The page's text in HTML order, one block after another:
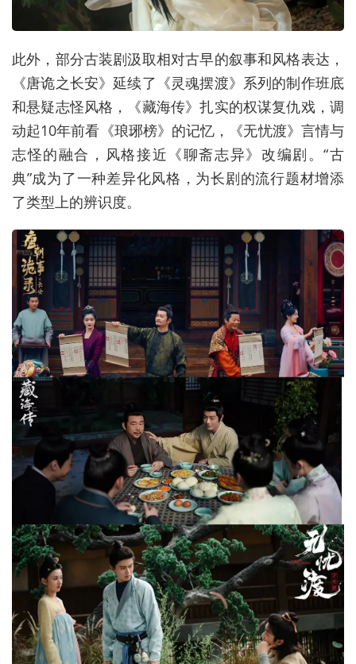
此外，部分古装剧汲取相对古早的叙事和风格表达，
《唐诡之长安》延续了《灵魂摆渡》系列的制作班底
和悬疑志怪风格，《藏海传》扎实的权谋复仇戏，调
动起10年前看《琅琊榜》的记忆，《无忧渡》言情与
志怪的融合，风格接近《聊斋志异》改编剧。“古
典”成为了一种差异化风格，为长剧的流行题材增添
了类型上的辨识度。